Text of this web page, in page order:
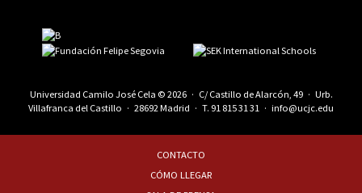
Universidad Camilo José Cela © 2026 · C/ Castillo de Alarcón, 49 · Urb.
Villafranca del Castillo · 28692 Madrid · T. 91 815 31 31 · info@ucjc.edu
CONTACTO
CÓMO LLEGAR